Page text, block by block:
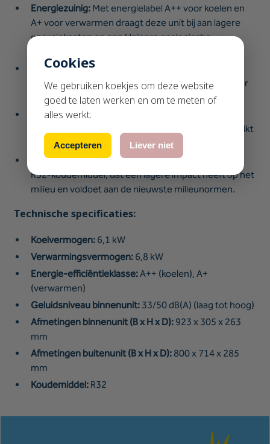
Energiezuinig: Met energielabel A++ voor koelen en
A+ voor verwarmen draagt deze unit bij aan lagere
energiekosten en een kleinere ecologische
Stille werking:Het geluidsniveau van de binnenunit
varieert tussen 24 dB(A) en 46 dB(A), wat zorgt voor
een comfortabele en rustige omgeving.
Compact ontwerp:
mm (B) x 305 mm (H) x 263 mm (D) is de unit geschikt
voor uiteenlopende installaties.
Milieuvriendelijk koudemiddel:Maakt gebruik van
R32-koudemiddel, dat een lagere impact heeft op het
milieu en voldoet aan de nieuwste milieunormen.
Technische specificaties:
Koelvermogen: 6,1 kW
Verwarmingsvermogen: 6,8 kW
Energie-efficiëntieklasse:A++ (koelen), A+
(verwarmen)
Geluidsniveau binnenunit: 33/50 dB(A) (laag tot hoog)
Afmetingen binnenunit (B x H x D): 923 x 305 x 263
mm
Afmetingen buitenunit (B x H x D): 800 x 714 x 285
mm
Koudemiddel: R32
Cookies
We gebruiken koekjes om deze website
goed te laten werken en om te meten of
alles werkt.
Accepteren Liever niet